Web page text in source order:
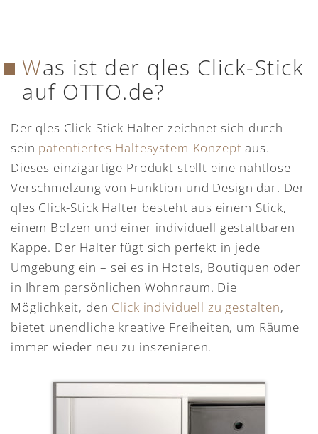
Was ist der qles Click-Stick
auf OTTO.de?
Der qles Click-Stick Halter zeichnet sich durch
sein patentiertes Haltesystem-Konzept aus.
Dieses einzigartige Produkt stellt eine nahtlose
Verschmelzung von Funktion und Design dar. Der
qles Click-Stick Halter besteht aus einem Stick,
einem Bolzen und einer individuell gestaltbaren
Kappe. Der Halter fügt sich perfekt in jede
Umgebung ein – sei es in Hotels, Boutiquen oder
in Ihrem persönlichen Wohnraum. Die
Möglichkeit, den Click individuell zu gestalten,
bietet unendliche kreative Freiheiten, um Räume
immer wieder neu zu inszenieren.